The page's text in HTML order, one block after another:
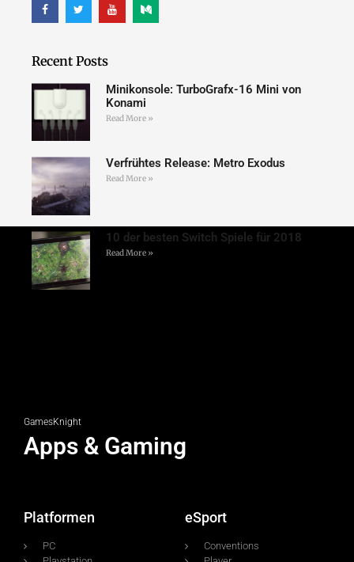
Recent Posts
Minikonsole: TurboGrafx-16 Mini von
Konami
Read More »
Verfrühtes Release: Metro Exodus
Read More »
10 der besten Switch Spiele für 2018
Read More »
GamesKnight
Apps & Gaming
Platformen
PC
eSport
Conventions